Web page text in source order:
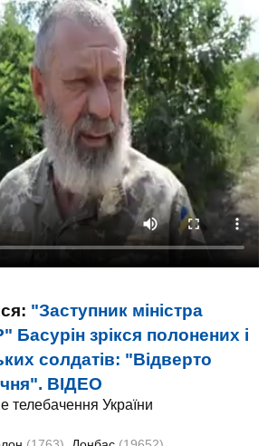
"Заступник міністра
зрікся полонених і
солдатів: "Відверто
ВIДЕО
телебачення України